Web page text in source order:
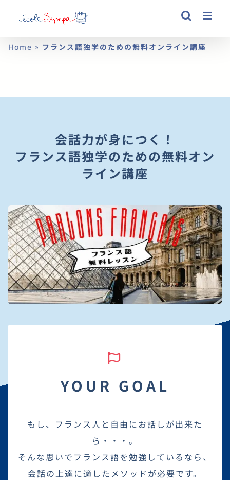
Home » フランス語独学のための無料オンライン講座
会話力が身につく！
フランス語独学のための無料オン
ライン講座
YOUR GOAL
もし、フランス人と自由にお話しが出来た
ら・・・。
そんな思いでフランス語を勉強しているなら、
会話の上達に適したメソッドが必要です。